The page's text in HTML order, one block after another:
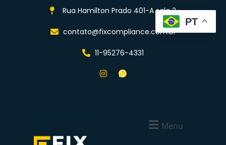
Rua Hamilton Prado 401-A sala 2
contato@fixcompliance.com.br
11-95276-4331
Menu
PT